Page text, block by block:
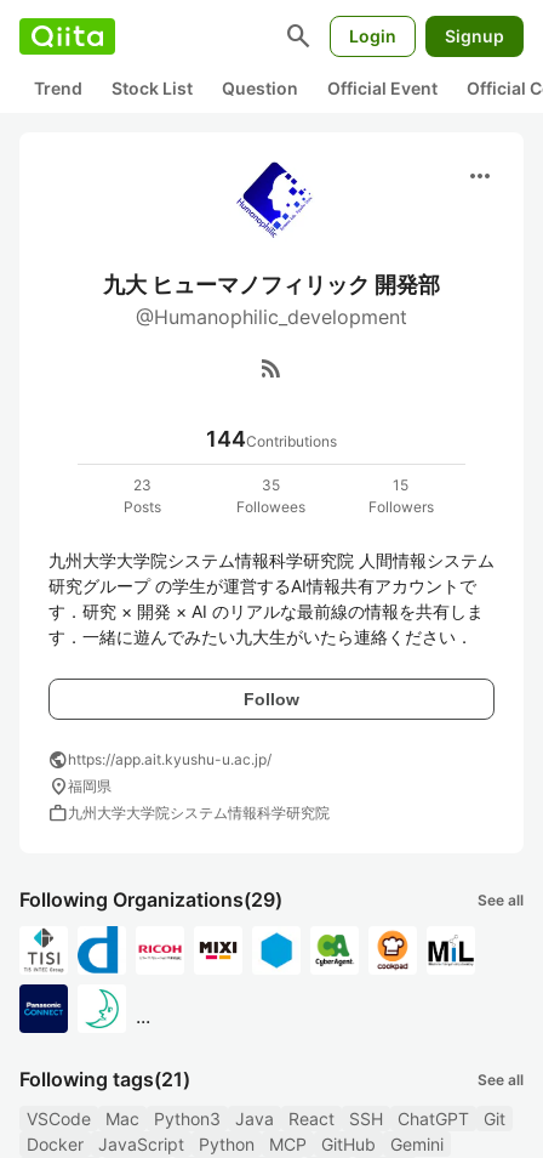
search Login Signup
Trend Stock List Question Official Event Official
more_horiz
九大 ヒューマノフィリック 開発部
@Humanophilic_development
rss_feed
144Contributions
23
Posts
35
Followees
15
Followers
九州大学大学院システム情報科学研究院 人間情報システム
研究グループ の学生が運営するAI情報共有アカウントで
す．研究 × 開発 × AI のリアルな最前線の情報を共有しま
す．一緒に遊んでみたい九大生がいたら連絡ください．
Follow
publichttps://app.ait.kyushu-u.ac.jp/
location_on福岡県
work九州大学大学院システム情報科学研究院
Following Organizations(29) See all
...
Following tags(21) See all
VSCode Mac Python3 Java React SSH ChatGPT
Git
Docker
JavaScript Python MCP GitHub
Gemini